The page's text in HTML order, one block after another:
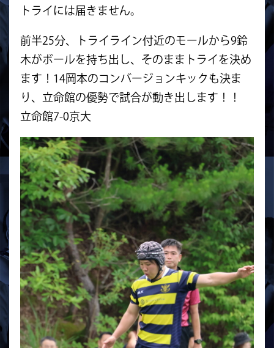
トライには届きません。
前半25分、トライライン付近のモールから9鈴
木がボールを持ち出し、そのままトライを決め
ます！14岡本のコンバージョンキックも決ま
り、立命館の優勢で試合が動き出します！！
立命館7-0京大